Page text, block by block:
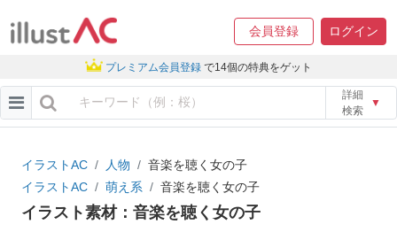
会員登録 ログイン
プレミアム会員登録 で14個の特典をゲット
詳細
検索
▼
イラストAC 人物
音楽を聴く女の子
イラストAC
萌え系 音楽を聴く女の子
イラスト素材：音楽を聴く女の子